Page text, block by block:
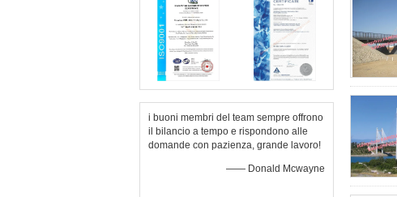
i buoni membri del team sempre offrono
il bilancio a tempo e rispondono alle
domande con pazienza, grande lavoro!
—— Donald Mcwayne